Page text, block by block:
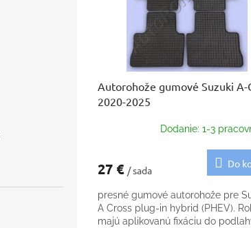
oAutorohože gumové Suzuki A-
2020-2025
Dodanie: 1-3
27 € / sada
Do
presné gumové autorohože pre
A Cross plug-in hybrid (PHEV).
majú aplikovanú fixáciu do